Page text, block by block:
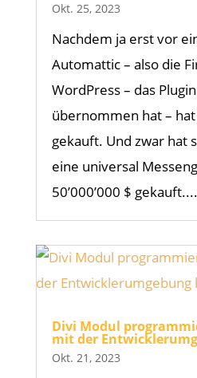
Okt. 25, 2023
Nachdem ja erst vor
Automattic – also die
WordPress – das
übernommen hat –
gekauft. Und zwar hat
eine universal
50’000’000 $ gekauft....
Divi Modul
mit der
Okt. 21, 2023